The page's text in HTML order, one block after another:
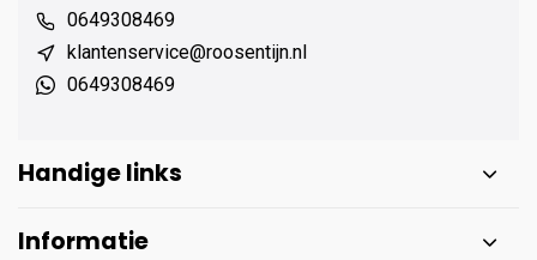
0649308469
klantenservice@roosentijn.nl
0649308469
Handige links
Informatie